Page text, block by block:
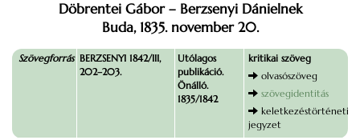
Döbrentei Gábor – Berzsenyi Dánielnek
Buda, 1835. november 20.
Szövegforrás BERZSENYI 1842/III,
202–203.
Utólagos
publikáció.
Önálló.
1835/1842
kritikai szöveg
olvasószöveg
szövegidentitás
keletkezéstörténeti
jegyzet